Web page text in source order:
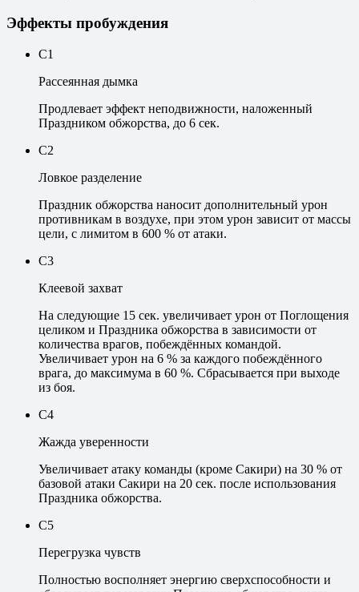
Эффекты пробуждения
C1
Рассеянная дымка
Продлевает эффект неподвижности, наложенный
Праздником обжорства, до 6 сек.
C2
Ловкое разделение
Праздник обжорства наносит дополнительный урон
противникам в воздухе, при этом урон зависит от массы
цели, с лимитом в 600 % от атаки.
C3
Клеевой захват
На следующие 15 сек. увеличивает урон от Поглощения
целиком и Праздника обжорства в зависимости от
количества врагов, побеждённых командой.
Увеличивает урон на 6 % за каждого побеждённого
врага, до максимума в 60 %. Сбрасывается при выходе
из боя.
C4
Жажда уверенности
Увеличивает атаку команды (кроме Сакири) на 30 % от
базовой атаки Сакири на 20 сек. после использования
Праздника обжорства.
C5
Перегрузка чувств
Полностью восполняет энергию сверхспособности и